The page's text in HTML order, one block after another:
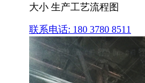
大小 生产工艺流程图
联系电话: 180 3780 8511